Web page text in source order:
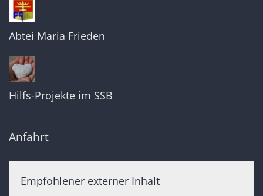
Abtei Maria Frieden
Hilfs-Projekte im SSB
Anfahrt
Empfohlener externer Inhalt